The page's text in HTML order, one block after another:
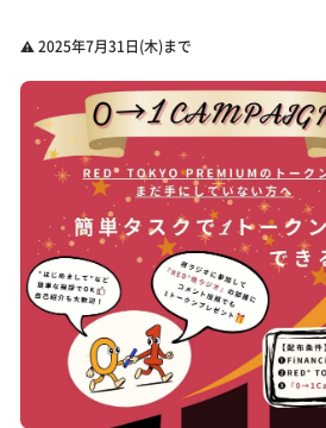
⚠️ 2025年7月31日(木)まで